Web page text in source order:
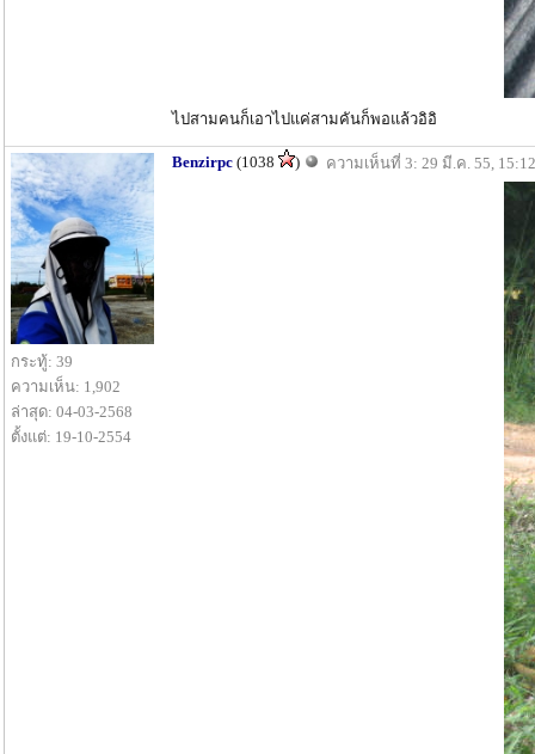
ไปสามคนก็เอาไปแค่สามคันก็พอแล้วอิอิ
กระทู้: 39
ความเห็น: 1,902
ล่าสุด: 04-03-2568
ตั้งแต่: 19-10-2554
Benzirpc (1038 ) ความเห็นที่ 3: 29 มี.ค. 55, 15:12